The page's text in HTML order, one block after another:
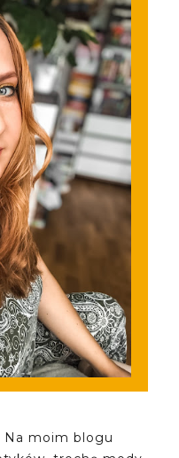
Na moim blogu